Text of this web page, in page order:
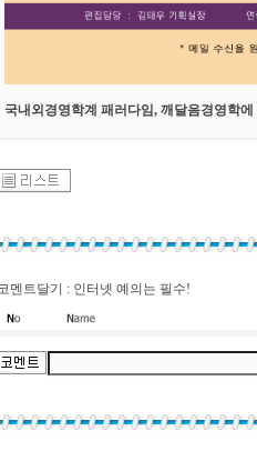
국내외경영학계 패러다임, 깨달음경영학
멘트달기 : 인터넷 예의는 필수!